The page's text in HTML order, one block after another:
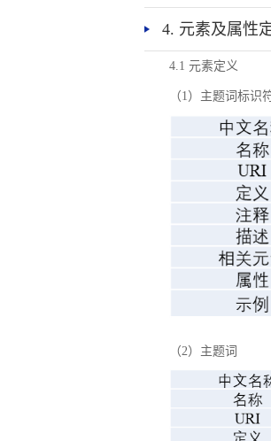
4. 元素及属性
4.1 元素定义
（1）主题词标识
（2）主题词